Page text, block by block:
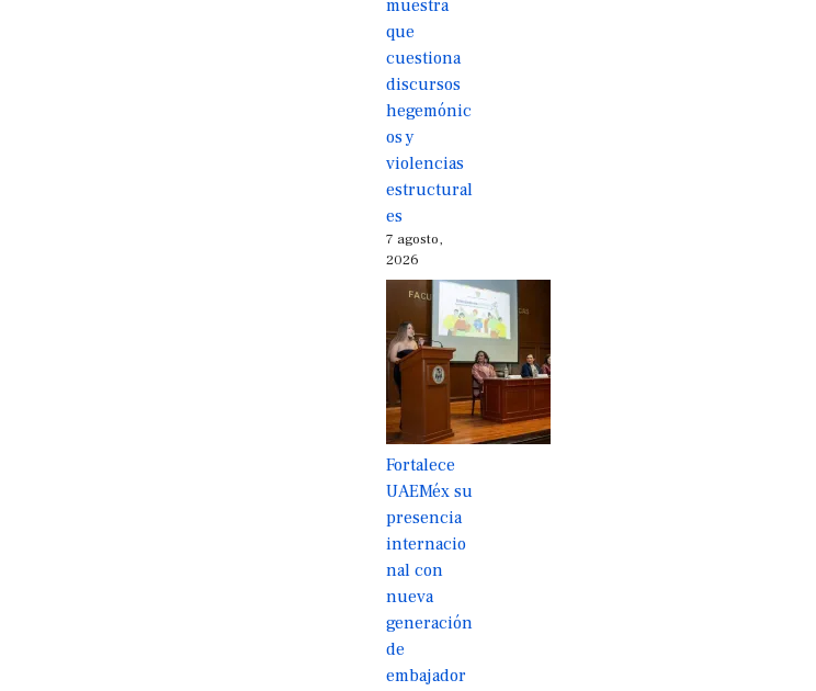
muestra
que
cuestiona
discursos
hegemónic
os y
violencias
estructural
es
7 agosto,
2026
Fortalece
UAEMéx su
presencia
internacio
nal con
nueva
generación
de
embajador